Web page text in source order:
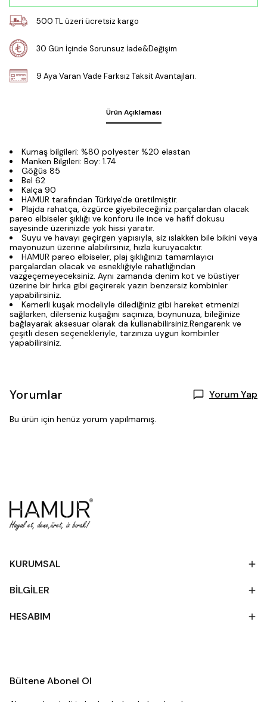
500 TL üzeri ücretsiz kargo
30 Gün İçinde Sorunsuz İade&Değişim
9 Aya Varan Vade Farksız Taksit Avantajları.
Ürün Açıklaması
Kumaş bilgileri: %80 polyester %20 elastan
Manken Bilgileri: Boy: 1.74
Göğüs 85
Bel 62
Kalça 90
HAMUR tarafından Türkiye'de üretilmiştir.
Plajda rahatça, özgürce giyebileceğiniz parçalardan olacak
pareo elbiseler şıklığı ve konforu ile ince ve hafif dokusu
sayesinde üzerinizde yok hissi yaratır.
Suyu ve havayı geçirgen yapısıyla, siz ıslakken bile bikini veya
mayonuzun üzerine alabilirsiniz, hızla kuruyacaktır.
HAMUR pareo elbiseler, plaj şıklığınızı tamamlayıcı
parçalardan olacak ve esnekliğiyle rahatlığından
vazgeçemeyeceksiniz. Aynı zamanda denim kot ve büstiyer
üzerine bir hırka gibi geçirerek yazın benzersiz kombinler
yapabilirsiniz.
Kemerli kuşak modeliyle dilediğiniz gibi hareket etmenizi
sağlarken, dilerseniz kuşağını saçınıza, boynunuza, bileğinize
bağlayarak aksesuar olarak da kullanabilirsiniz.Rengarenk ve
çeşitli desen seçenekleriyle, tarzınıza uygun kombinler
yapabilirsiniz.
Yorumlar Yorum Yap
Bu ürün için henüz yorum yapılmamış.
KURUMSAL
BİLGİLER
HESABIM
Bültene Abonel Ol